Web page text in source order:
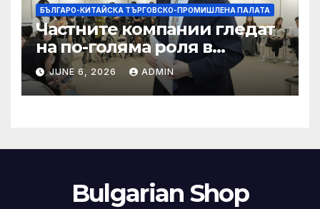
БЪЛГАРО-КИТАЙСКА ТЪРГОВСКО-ПРОМИШЛЕНА ПАЛАТА
Частните компании гледат
на по-голяма роля в
стратегическата
енергетика
JUNE 6, 2026 ADMIN
Bulgarian Shop